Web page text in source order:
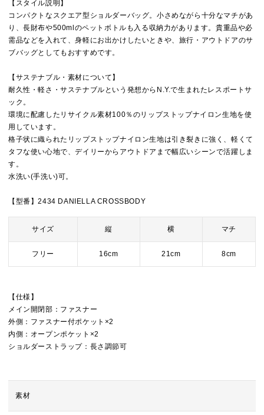
【スタイル説明】
コンパクトなスクエア型ショルダーバッグ。小さめながら十分なマチがあ
り、長財布や500mlのペットボトルも入る収納力があります。貴重品や必
需品などを入れて、身軽にお出かけしたいときや、旅行・アウトドアのサ
ブバッグとしてもおすすめです。
【サステナブル・素材について】
耐久性・軽さ・サステナブルという発想からN.Y.で生まれたレスポートサ
ック。
環境に配慮したリサイクル素材100％のリップストップナイロン生地を使
用しています。
格子状に織られたリップストップナイロン生地は引き裂きに強く、軽くて
タフな使い心地で、デイリーからアウトドアまで幅広いシーンで活躍しま
す。
水洗い(手洗い)可。
【型番】2434 DANIELLA CROSSBODY
サイズ 縦 横 マチ
フリー 16cm 21cm 8cm
【仕様】
メイン開閉部：ファスナー
外側：ファスナー付ポケット×2
内側：オープンポケット×2
ショルダーストラップ：長さ調節可
素材